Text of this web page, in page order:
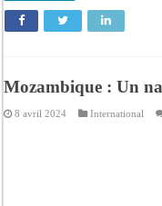
Mozambique : Un
8 avril 2024 International